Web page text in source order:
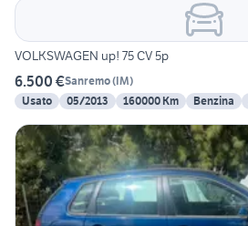
VOLKSWAGEN up! 75 CV 5p
6.500 €Sanremo(IM)
Usato
05/2013 160000 Km Benzina